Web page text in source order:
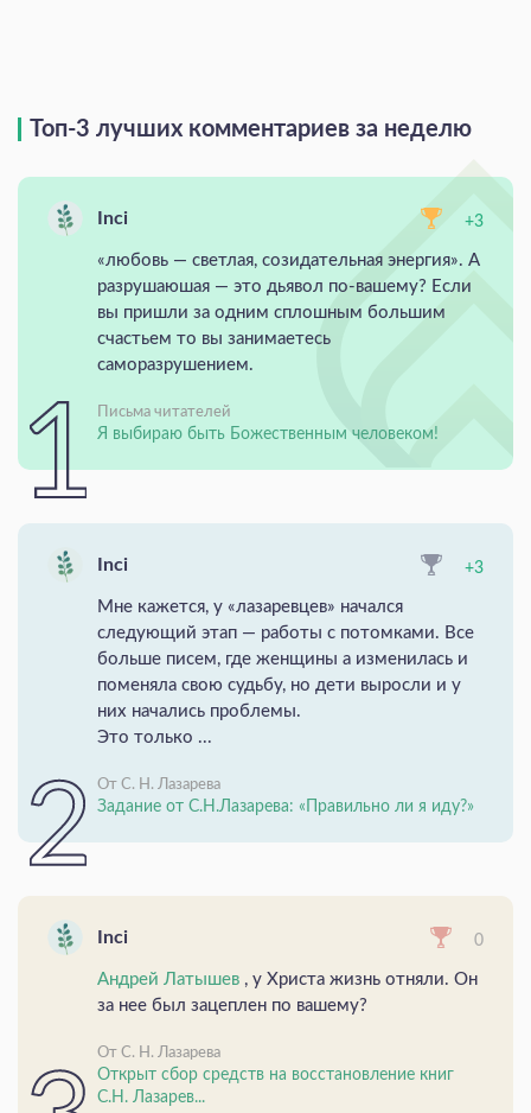
Топ-3 лучших комментариев за неделю
Inci +3
«любовь — светлая, созидательная энергия». А
разрушаюшая — это дьявол по-вашему? Если
вы пришли за одним сплошным большим
счастьем то вы занимаетесь
саморазрушением.
Письма читателей
Я выбираю быть Божественным человеком!
Inci +3
Мне кажется, у «лазаревцев» начался
следующий этап — работы с потомками. Все
больше писем, где женщины а изменилась и
поменяла свою судьбу, но дети выросли и у
них начались проблемы.
Это только ...
От С. Н. Лазарева
Задание от С.Н.Лазарева: «Правильно ли я иду?»
Inci 0
Андрей Латышев , у Христа жизнь отняли. Он
за нее был зацеплен по вашему?
От С. Н. Лазарева
Открыт сбор средств на восстановление книг
С.Н. Лазарев...